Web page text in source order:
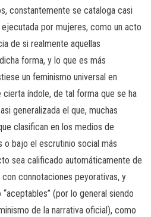
constantemente se cataloga casi
por mujeres, como un acto
de si realmente aquellas
forma, y lo que es más
un feminismo universal en
índole, de tal forma que se ha
generalizada el que, muchas
clasifican en los medios de
o bajo el escrutinio social más
sea calificado automáticamente de
connotaciones peyorativas, y
(por lo general siendo
de la narrativa oficial), como